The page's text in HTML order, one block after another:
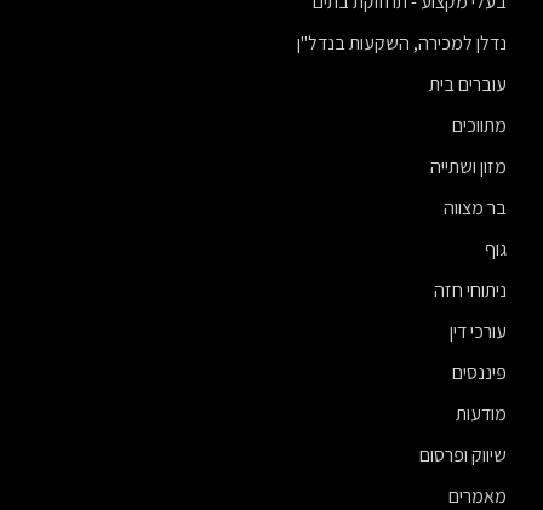
נדלן למכירה, השקעות בנדל"ן
עוברים בית
מתווכים
מזון ושתייה
בר מצווה
גוף
ניתוחי חזה
עורכי דין
פיננסים
מודעות
שיווק ופרסום
מאמרים